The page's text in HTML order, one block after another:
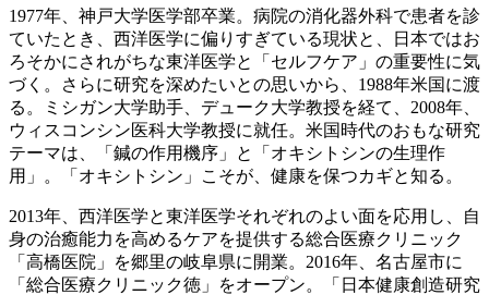
1977年、神戸大学医学部卒業。病院の消化器外科で患者を診
ていたとき、西洋医学に偏りすぎている現状と、日本ではお
ろそかにされがちな東洋医学と「セルフケア」の重要性に気
づく。さらに研究を深めたいとの思いから、1988年米国に渡
る。ミシガン大学助手、デューク大学教授を経て、2008年、
ウィスコンシン医科大学教授に就任。米国時代のおもな研究
テーマは、「鍼の作用機序」と「オキシトシンの生理作
用」。「オキシトシン」こそが、健康を保つカギと知る。
2013年、西洋医学と東洋医学それぞれのよい面を応用し、自
身の治癒能力を高めるケアを提供する総合医療クリニック
「高橋医院」を郷里の岐阜県に開業。2016年、名古屋市に
「総合医療クリニック徳」をオープン。「日本健康創造研究